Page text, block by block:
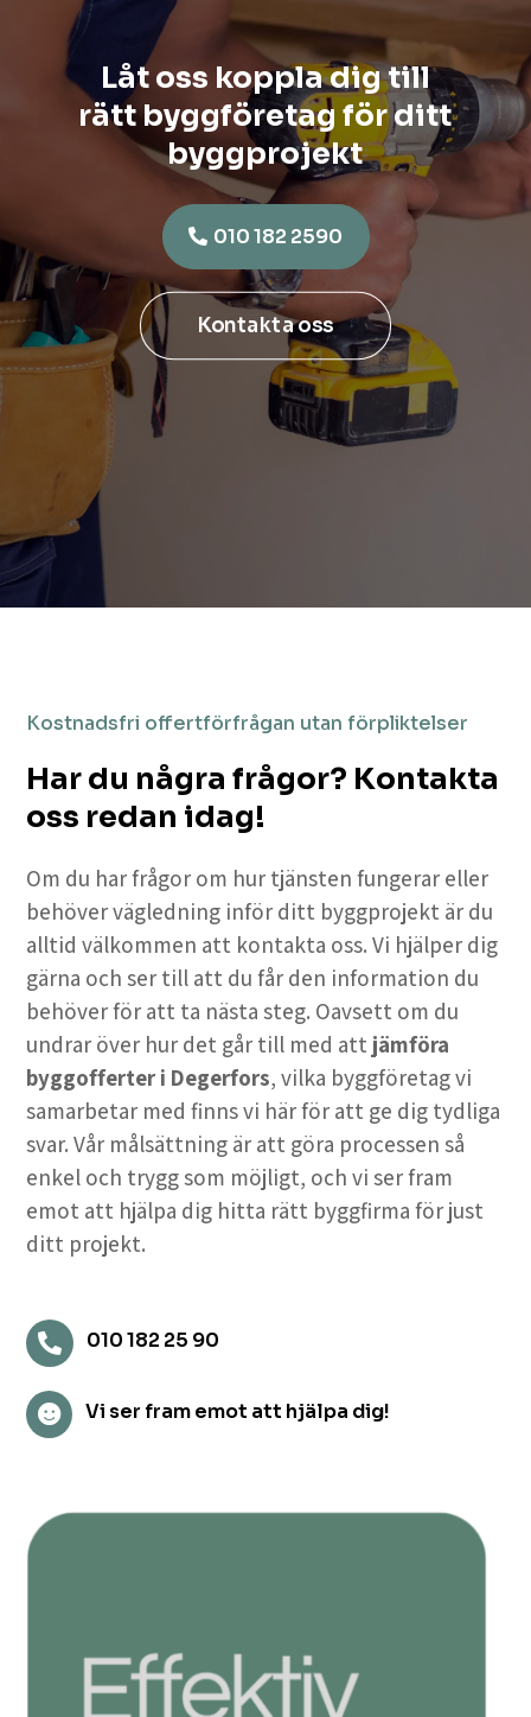
Låt oss koppla dig till
rätt byggföretag för ditt
byggprojekt
010 182 2590
Kontakta oss
Kostnadsfri offertförfrågan utan förpliktelser
Har du några frågor? Kontakta
oss redan idag!
Om du har frågor om hur tjänsten fungerar eller
behöver vägledning inför ditt byggprojekt är du
alltid välkommen att kontakta oss. Vi hjälper dig
gärna och ser till att du får den information du
behöver för att ta nästa steg. Oavsett om du
undrar över hur det går till med att jämföra
byggofferter i Degerfors, vilka byggföretag vi
samarbetar med finns vi här för att ge dig tydliga
svar. Vår målsättning är att göra processen så
enkel och trygg som möjligt, och vi ser fram
emot att hjälpa dig hitta rätt byggfirma för just
ditt projekt.
 010 182 25 90
 Vi ser fram emot att hjälpa dig!